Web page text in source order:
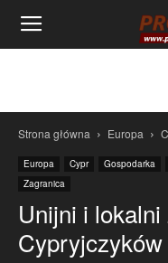
Strona główna Europa
Europa Cypr Gospodarka
Zagranica
Unijni i lokalni